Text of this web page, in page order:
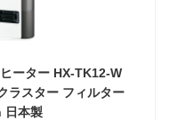
ーター HX-TK12-W
ラスター フィルター
日本製